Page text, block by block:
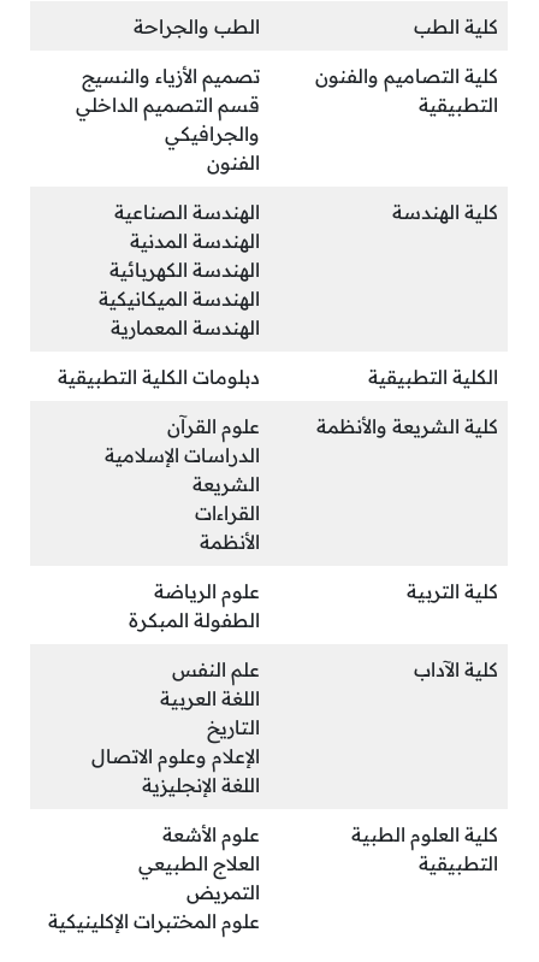
كلية الطب الطب والجراحة
كلية التصاميم والفنون
التطبيقية
تصميم الأزياء والنسيج
قسم التصميم الداخلي
والجرافيكي
الفنون
كلية الهندسة
الهندسة الصناعية
الهندسة المدنية
الهندسة الكهربائية
الهندسة الميكانيكية
الهندسة المعمارية
الكلية التطبيقية دبلومات الكلية التطبيقية
كلية الشريعة والأنظمة
علوم القرآن
الدراسات الإسلامية
الشريعة
القراءات
الأنظمة
كلية التربية
علوم الرياضة
الطفولة المبكرة
كلية الآداب
علم النفس
اللغة العربية
التاريخ
الإعلام وعلوم الاتصال
اللغة الإنجليزية
كلية العلوم الطبية
التطبيقية
علوم الأشعة
العلاج الطبيعي
التمريض
علوم المختبرات الإكلينيكية